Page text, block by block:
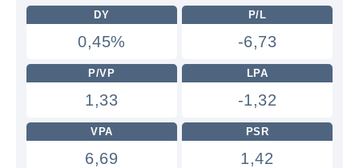
DY
0,45%
P/L
-6,73
P/VP
1,33
LPA
-1,32
VPA
6,69
PSR
1,42